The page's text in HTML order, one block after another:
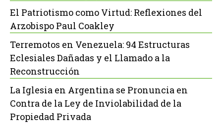
El Patriotismo como Virtud: Reflexiones del
Arzobispo Paul Coakley
Terremotos en Venezuela: 94 Estructuras
Eclesiales Dañadas y el Llamado a la
Reconstrucción
La Iglesia en Argentina se Pronuncia en
Contra de la Ley de Inviolabilidad de la
Propiedad Privada